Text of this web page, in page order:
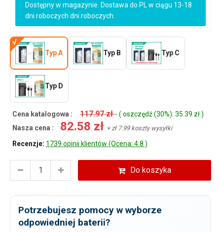
Dostępny w magazynie. Dostawa do PL w ciągu 13-18
dni roboczych dni roboczych.
Typ A Typ B Typ C
Typ D
Cena katalogowa : 117.97 zł- ( oszczędź (30%): 35.39 zł )
Nasza cena :
82.58 zł + zł 7.99 koszty wysyłki
Recenzje: 1739 opinii klientów (Ocena: 4.8 )
Do koszyka
Potrzebujesz pomocy w wyborze
odpowiedniej baterii?